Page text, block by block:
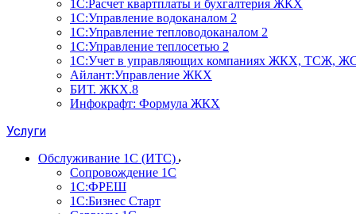
1С:Расчет квартплаты и бухгалтерия ЖКХ
1С:Управление водоканалом 2
1С:Управление тепловодоканалом 2
1С:Управление теплосетью 2
1С:Учет в управляющих компаниях ЖКХ, ТСЖ,
Айлант:Управление ЖКХ
БИТ. ЖКХ.8
Инфокрафт: Формула ЖКХ
Услуги
Обслуживание 1С (ИТС)
Сопровождение 1С
1С:ФРЕШ
1С:Бизнес Старт